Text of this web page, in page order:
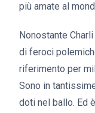
più amate al
Nonostante
di feroci
riferimento per
Sono in
doti nel ballo. Ed